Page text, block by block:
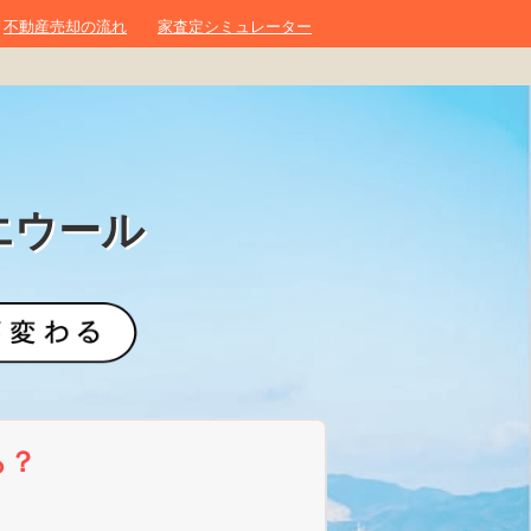
不動産売却の流れ 家査定シミュレーター
ウール